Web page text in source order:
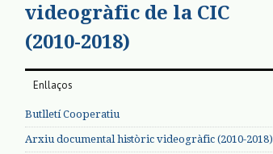
videogràfic de la CIC
(2010-2018)
Enllaços
Butlletí Cooperatiu
Arxiu documental històric videogràfic (2010-2018)